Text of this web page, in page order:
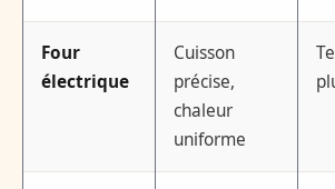
Four
électrique
Cuisson
précise,
chaleur
uniforme